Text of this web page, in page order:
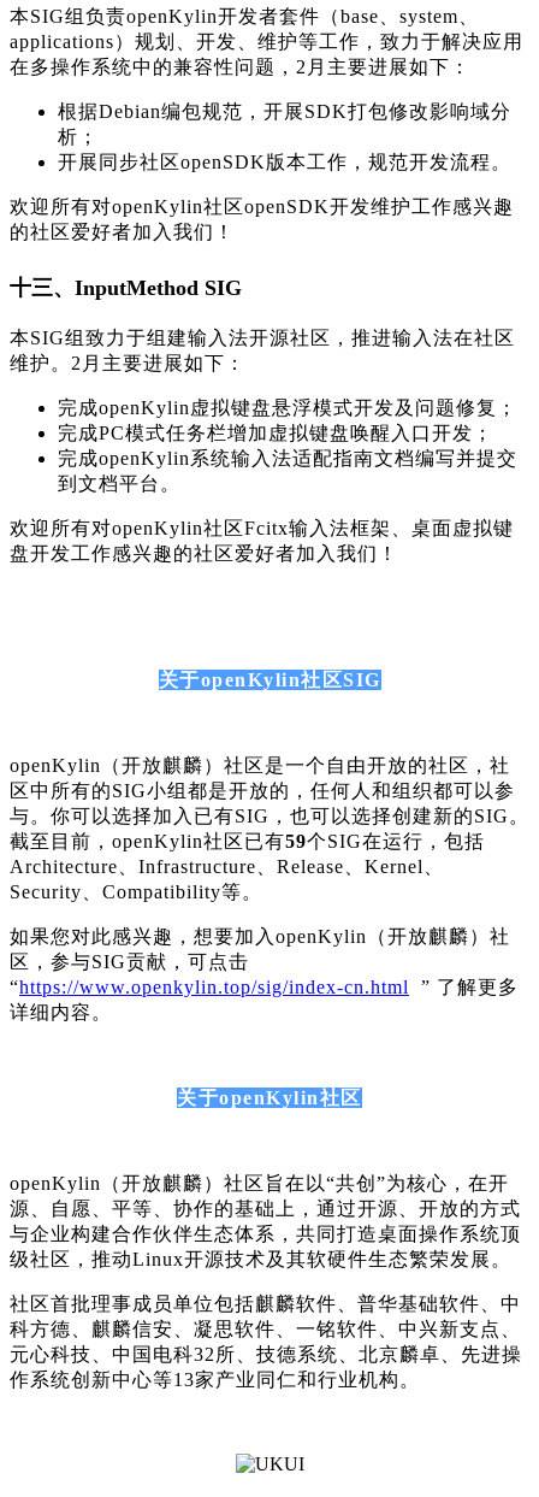
本SIG组负责openKylin开发者套件（base、system、
applications）规划、开发、维护等工作，致力于解决应用
在多操作系统中的兼容性问题，2月主要进展如下：
根据Debian编包规范，开展SDK打包修改影响域分
析；
开展同步社区openSDK版本工作，规范开发流程。
欢迎所有对openKylin社区openSDK开发维护工作感兴趣
的社区爱好者加入我们！
十三、InputMethod SIG
本SIG组致力于组建输入法开源社区，推进输入法在社区
维护。2月主要进展如下：
完成openKylin虚拟键盘悬浮模式开发及问题修复；
完成PC模式任务栏增加虚拟键盘唤醒入口开发；
完成openKylin系统输入法适配指南文档编写并提交
到文档平台。
欢迎所有对openKylin社区Fcitx输入法框架、桌面虚拟键
盘开发工作感兴趣的社区爱好者加入我们！
关于openKylin社区SIG
openKylin（开放麒麟）社区是一个自由开放的社区，社
区中所有的SIG小组都是开放的，任何人和组织都可以参
与。你可以选择加入已有SIG，也可以选择创建新的SIG。
截至目前，openKylin社区已有59个SIG在运行，包括
Architecture、Infrastructure、Release、Kernel、
Security、Compatibility等。
如果您对此感兴趣，想要加入openKylin（开放麒麟）社
区，参与SIG贡献，可点击
“https://www.openkylin.top/sig/index-cn.html
” 了解更多
详细内容。
关于openKylin社区
openKylin（开放麒麟）社区旨在以“共创”为核心，在开
源、自愿、平等、协作的基础上，通过开源、开放的方式
与企业构建合作伙伴生态体系，共同打造桌面操作系统顶
级社区，推动Linux开源技术及其软硬件生态繁荣发展。
社区首批理事成员单位包括麒麟软件、普华基础软件、中
科方德、麒麟信安、凝思软件、一铭软件、中兴新支点、
元心科技、中国电科32所、技德系统、北京麟卓、先进操
作系统创新中心等13家产业同仁和行业机构。